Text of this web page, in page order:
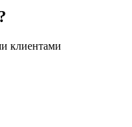
клиентами